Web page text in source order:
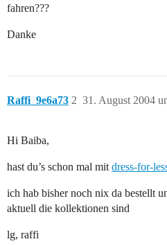
fahren???
Danke
Raffi_9e6a73 31. August 2004
2
Hi Baiba,
hast du’s schon mal mit dress-for-
ich hab bisher noch nix da bestellt
aktuell die kollektionen sind
lg, raffi